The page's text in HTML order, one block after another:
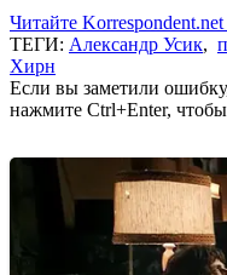
Читайте
ТЕГИ: Александр Усик,
Хирн
Если вы заметили
нажмите Ctrl+Enter,